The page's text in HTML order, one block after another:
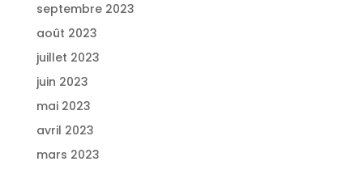
septembre 2023
août 2023
juillet 2023
juin 2023
mai 2023
avril 2023
mars 2023